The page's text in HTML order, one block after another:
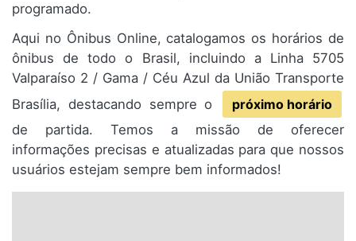
programado.
Aqui no Ônibus Online, catalogamos os horários de
ônibus de todo o Brasil, incluindo a Linha 5705
Valparaíso 2 / Gama / Céu Azul da União Transporte
Brasília, destacando sempre o
próximo horário
de partida. Temos a missão de oferecer
informações precisas e atualizadas para que nossos
usuários estejam sempre bem informados!